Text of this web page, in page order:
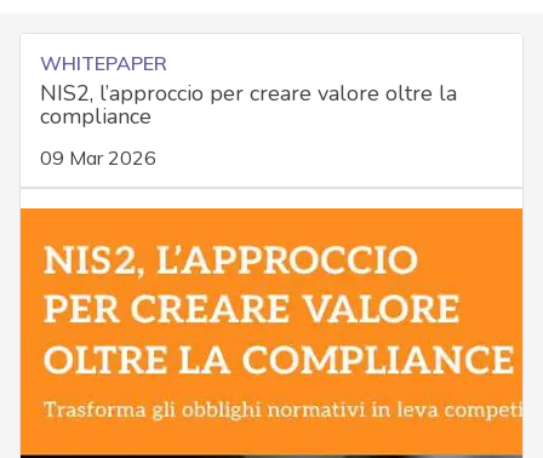
WHITEPAPER
NIS2, l’approccio per creare valore oltre la
compliance
09 Mar 2026